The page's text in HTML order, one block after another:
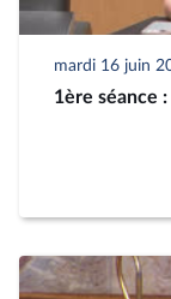
mardi 16 juin
1ère séance